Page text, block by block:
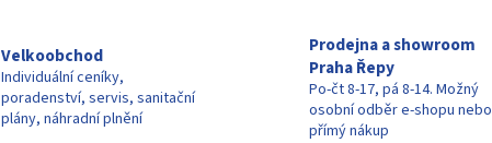
Velkoobchod
Individuální ceníky,
poradenství, servis, sanitační
plány, náhradní plnění
Prodejna a showroom
Praha Řepy
Po-čt 8-17, pá 8-14. Možný
osobní odběr e-shopu nebo
přímý nákup